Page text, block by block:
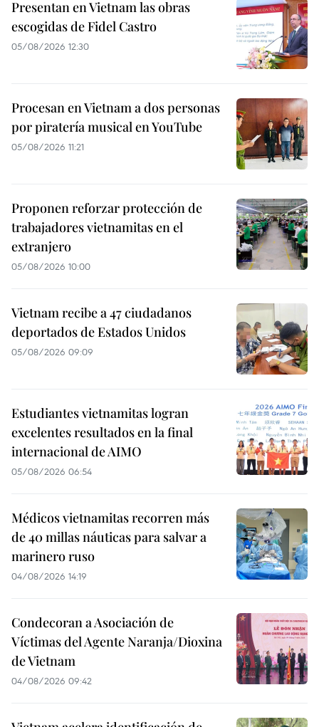
Presentan en Vietnam las obras
escogidas de Fidel Castro
05/08/2026 12:30
Procesan en Vietnam a dos personas
por piratería musical en YouTube
05/08/2026 11:21
Proponen reforzar protección de
trabajadores vietnamitas en el
extranjero
05/08/2026 10:00
Vietnam recibe a 47 ciudadanos
deportados de Estados Unidos
05/08/2026 09:09
Estudiantes vietnamitas logran
excelentes resultados en la final
internacional de AIMO
05/08/2026 06:54
Médicos vietnamitas recorren más
de 40 millas náuticas para salvar a
marinero ruso
04/08/2026 14:19
Condecoran a Asociación de
Víctimas del Agente Naranja/Dioxina
de Vietnam
04/08/2026 09:42